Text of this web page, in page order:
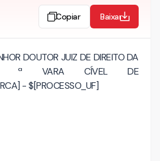
Copiar Baixar
DOUTOR JUIZ DE DIREITO DA
ª VARA CÍVEL DE
- $[PROCESSO_UF]